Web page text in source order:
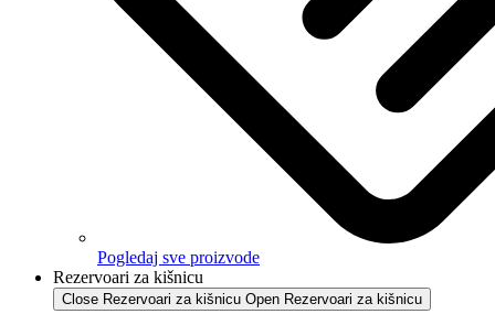
Pogledaj sve proizvode
Rezervoari za kišnicu
Close Rezervoari za kišnicu Open Rezervoari za kišnicu